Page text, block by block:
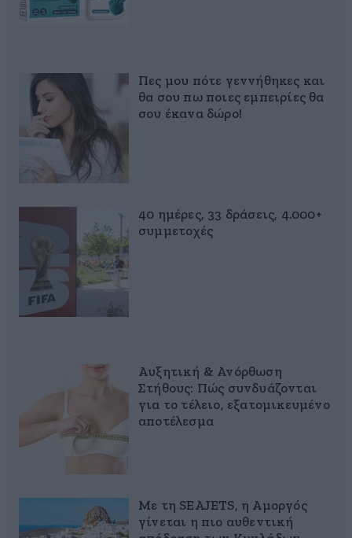
Πες μου πότε γεννήθηκες και
θα σου πω ποιες εμπειρίες θα
σου έκανα δώρο!
40 ημέρες, 33 δράσεις, 4.000+
συμμετοχές
Αυξητική & Ανόρθωση
Στήθους: Πώς συνδυάζονται
για το τέλειο, εξατομικευμένο
αποτέλεσμα
Με τη SEAJETS, η Αμοργός
γίνεται η πιο αυθεντική